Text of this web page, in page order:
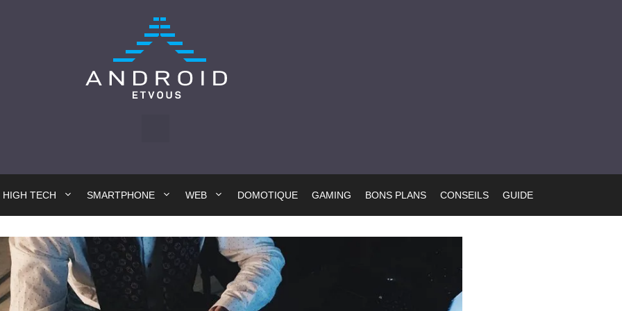
HIGH TECH SMARTPHONE WEB DOMOTIQUE GAMING BONS PLANS CONSEILS GUIDE